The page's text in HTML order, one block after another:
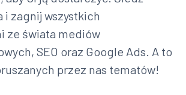
i zagnij wszystkich
ze świata mediów
SEO oraz Google Ads. A to
przez nas tematów!